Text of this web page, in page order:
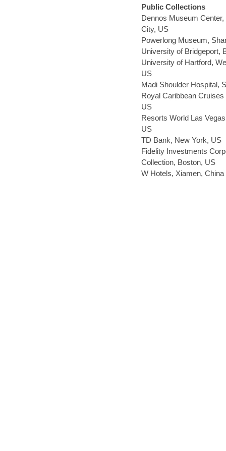
Public Collections
Dennos Museum Center,
City, US
Powerlong Museum,
University of Bridgeport,
University of Hartford,
US
Madi Shoulder Hospital,
Royal Caribbean
US
Resorts World Las
US
TD Bank, New York, US
Fidelity Investments
Collection, Boston, US
W Hotels, Xiamen, China